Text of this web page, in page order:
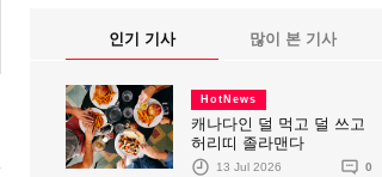
인기 기사 많이 본 기사
HotNews
캐나다인 덜 먹고 덜 쓰고
허리띠 졸라맨다
13 Jul 2026 0